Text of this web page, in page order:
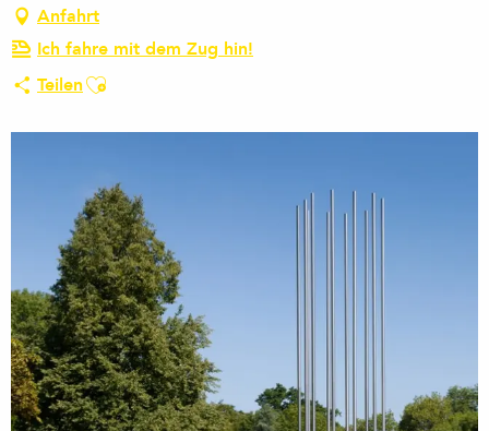
Anfahrt
Ich fahre mit dem Zug hin!
TeilenAjouter aux favoris